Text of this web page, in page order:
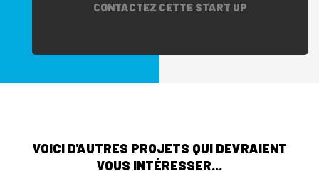
CONTACTEZ CETTE START UP
VOICI D'AUTRES PROJETS QUI DEVRAIENT
VOUS INTÉRESSER...